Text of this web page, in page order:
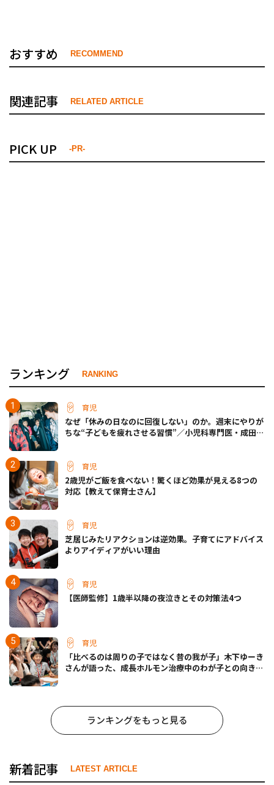
おすすめ RECOMMEND
関連記事 RELATED ARTICLE
PICK UP -PR-
ランキング RANKING
育児
なぜ「休みの日なのに回復しない」のか。週末にやりが
ちな“子どもを疲れさせる習慣”／小児科専門医・成田奈
育児
2歳児がご飯を食べない！驚くほど効果が見える8つの
対応【教えて保育士さん】
育児
芝居じみたリアクションは逆効果。子育てにアドバイス
よりアイディアがいい理由
育児
【医師監修】1歳半以降の夜泣きとその対策法4つ
育児
「比べるのは周りの子ではなく昔の我が子」木下ゆーき
さんが語った、成長ホルモン治療中のわが子との向き合
ランキングをもっと見る
新着記事 LATEST ARTICLE